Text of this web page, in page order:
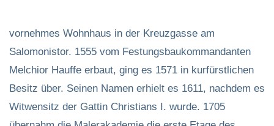
vornehmes Wohnhaus in der Kreuzgasse am
Salomonistor. 1555 vom Festungsbaukommandanten
Melchior Hauffe erbaut, ging es 1571 in kurfürstlichen
Besitz über. Seinen Namen erhielt es 1611, nachdem es
Witwensitz der Gattin Christians I. wurde. 1705